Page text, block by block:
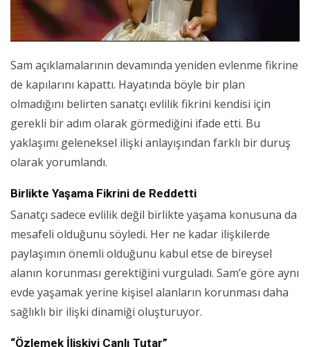
Sam açıklamalarının devamında yeniden evlenme fikrine
de kapılarını kapattı. Hayatında böyle bir plan
olmadığını belirten sanatçı evlilik fikrini kendisi için
gerekli bir adım olarak görmediğini ifade etti. Bu
yaklaşımı geleneksel ilişki anlayışından farklı bir duruş
olarak yorumlandı.
Birlikte Yaşama Fikrini de Reddetti
Sanatçı sadece evlilik değil birlikte yaşama konusuna da
mesafeli olduğunu söyledi. Her ne kadar ilişkilerde
paylaşımın önemli olduğunu kabul etse de bireysel
alanın korunması gerektiğini vurguladı. Sam’e göre aynı
evde yaşamak yerine kişisel alanların korunması daha
sağlıklı bir ilişki dinamiği oluşturuyor.
“Özlemek İlişkiyi Canlı Tutar”